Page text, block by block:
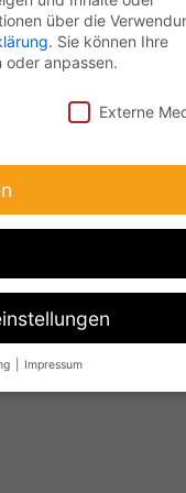
über die
. Sie können Ihre
oder anpassen.
Externe
Impressum